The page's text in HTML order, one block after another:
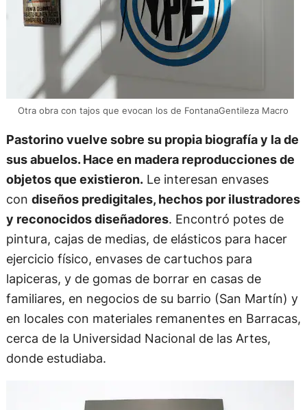
Otra obra con tajos que evocan los de FontanaGentileza Macro
Pastorino vuelve sobre su propia biografía y la de
sus abuelos. Hace en madera reproducciones de
objetos que existieron.Le interesan envases
con diseños predigitales, hechos por ilustradores
y reconocidos diseñadores. Encontró potes de
pintura, cajas de medias, de elásticos para hacer
ejercicio físico, envases de cartuchos para
lapiceras, y de gomas de borrar en casas de
familiares, en negocios de su barrio (San Martín) y
en locales con materiales remanentes en Barracas,
cerca de la Universidad Nacional de las Artes,
donde estudiaba.